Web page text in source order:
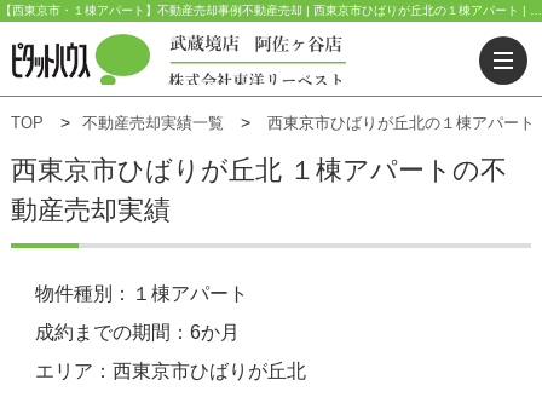
TOP 不動産売却実績一覧 西東京市ひばりが丘北の１棟アパート
西東京市ひばりが丘北 １棟アパートの不
動産売却実績
物件種別：１棟アパート
成約までの期間：6か月
エリア：西東京市ひばりが丘北